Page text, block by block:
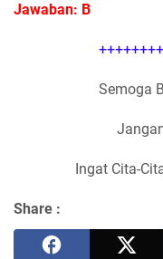
Jawaban: B
Semoga
Ingat Cita-
Share :